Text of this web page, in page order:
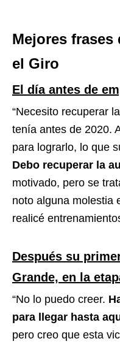
Mejores frases
el Giro
El día antes de
“Necesito recuperar
tenía antes de 2020.
para lograrlo, lo que
Debo recuperar la
motivado, pero se
noto alguna molestia
realicé
Después su
Grande, en la
“No lo puedo creer.
para llegar hasta
pero creo que esta